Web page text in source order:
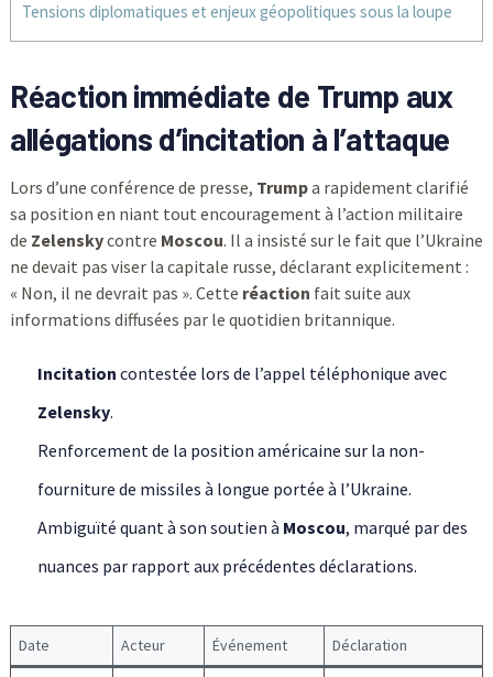
Tensions diplomatiques et enjeux géopolitiques sous la loupe
Réaction immédiate de Trump aux
allégations d’incitation à l’attaque
Lors d’une conférence de presse, Trumpa rapidement clarifié
sa position en niant tout encouragement à l’action militaire
de Zelenskycontre Moscou. Il a insisté sur le fait que l’Ukraine
ne devait pas viser la capitale russe, déclarant explicitement :
« Non, il ne devrait pas ». Cette réaction fait suite aux
informations diffusées par le quotidien britannique.
Incitation contestée lors de l’appel téléphonique avec
Zelensky.
Renforcement de la position américaine sur la non-
fourniture de missiles à longue portée à l’Ukraine.
Ambiguïté quant à son soutien à Moscou, marqué par des
nuances par rapport aux précédentes déclarations.
Date Acteur Événement Déclaration